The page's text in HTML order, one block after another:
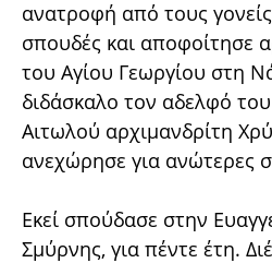
ανατροφή από τους
σπουδές και αποφοίτησε
του Αγίου Γεωργίου στη
διδάσκαλο τον αδελφό
Αιτωλού αρχιμανδρίτη
ανεχώρησε για ανώτερες
Εκεί σπούδασε στην
Σμύρνης, για πέντε έτη.